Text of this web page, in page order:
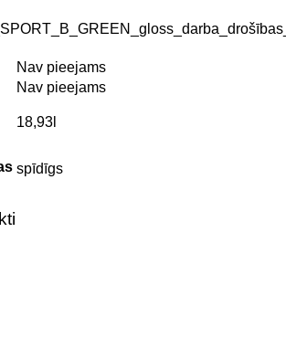
Nav pieejams
Nav pieejams
18,93l
spīdīgs